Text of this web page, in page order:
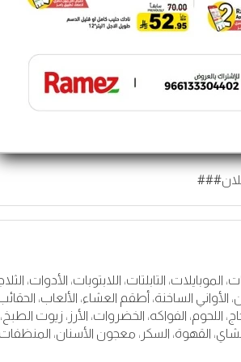
الموبايلات، التابلتات، اللابتوبات، الأدوات،
الأواني الساخنة، أطقم العشاء، الألعاب،
اللحوم، الفواكه، الخضروات، الأرز، زيوت الطبخ،
الشاي، القهوة، السكر، معجون الأسنان،